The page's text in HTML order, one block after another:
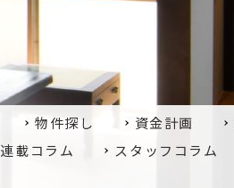
物件探し 資金計画
連載コラム スタッフコラム